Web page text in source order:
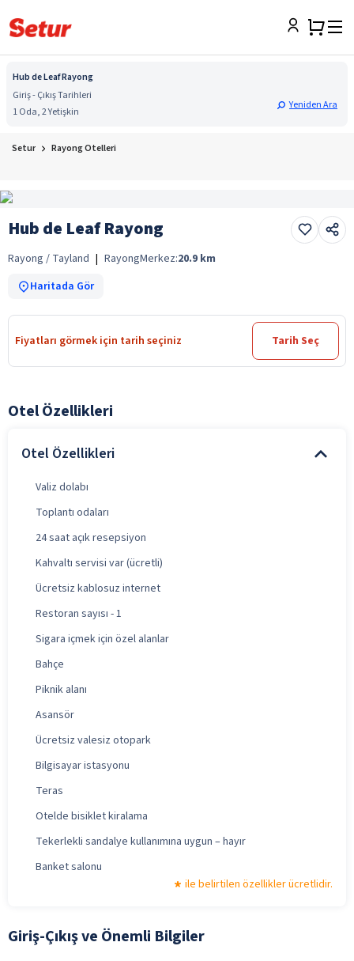
Hub de Leaf Rayong
Giriş - Çıkış Tarihleri
1 Oda, 2 Yetişkin
Yeniden Ara
Setur Rayong Otelleri
Hub de Leaf Rayong
Rayong / Tayland | RayongMerkez:20.9 km
Haritada Gör
Fiyatları görmek için tarih seçiniz Tarih Seç
Otel Özellikleri
Otel Özellikleri
Valiz dolabı
Toplantı odaları
24 saat açık resepsiyon
Kahvaltı servisi var (ücretli)
Ücretsiz kablosuz internet
Restoran sayısı - 1
Sigara içmek için özel alanlar
Bahçe
Piknik alanı
Asansör
Ücretsiz valesiz otopark
Bilgisayar istasyonu
Teras
Otelde bisiklet kiralama
Tekerlekli sandalye kullanımına uygun – hayır
Banket salonu
ile belirtilen özellikler ücretlidir.
Giriş-Çıkış ve Önemli Bilgiler